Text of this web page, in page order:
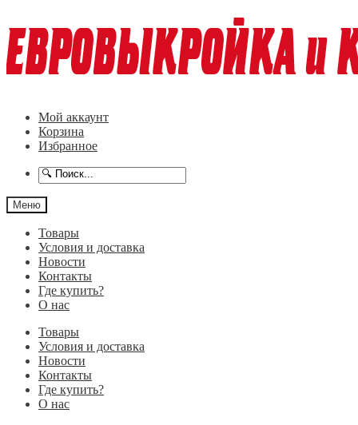
к
навигации
к
содержимому
Мой аккаунт
Корзина
Избранное
Меню
Товары
Условия и доставка
Новости
Контакты
Где купить?
О нас
Товары
Условия и доставка
Новости
Контакты
Где купить?
О нас